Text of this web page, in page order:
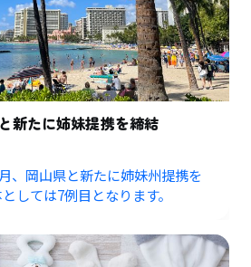
新たに姉妹提携を締結
、岡山県と新たに姉妹州提携を
しては7例目となります。